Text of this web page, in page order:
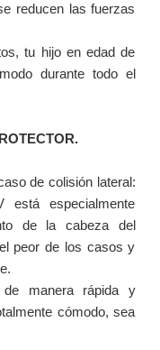
reducen las fuerzas
tu hijo en edad de
durante todo el
de colisión lateral:
especialmente
de la cabeza del
peor de los casos y
de manera rápida y
cómodo, sea